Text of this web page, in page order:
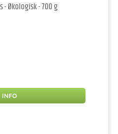
- Økologisk - 700 g
INFO